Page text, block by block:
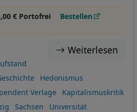
€ Portofrei Bestellen
Weiterlesen
Hedonismus
Verlage
Kapitalismuskritik
Sachsen
Universität